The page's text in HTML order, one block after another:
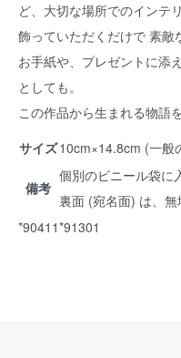
ど、大切な場所でのインテ
飾っていただくだけで 素敵
お手紙や、プレゼントに添
としても。
この作品から生まれる物語
サイズ10cm×14.8cm (一般
備考
個別のビニール袋に
裏面 (宛名面) は、無
*90411*91301